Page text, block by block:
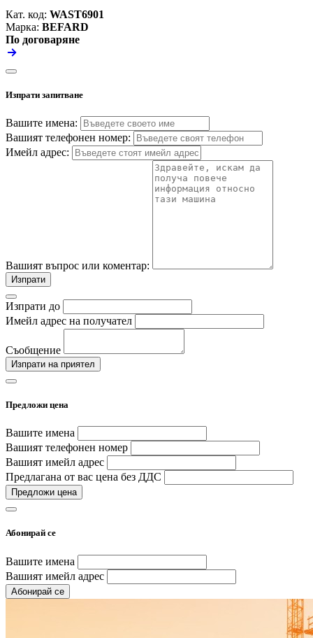
Кат. код: WAST6901
Марка: BEFARD
По договаряне
Изпрати запитване
Вашите имена:
Вашият телефонен номер:
Имейл адрес:
Вашият въпрос или коментар:
Изпрати
Изпрати до
Имейл адрес на получател
Съобщение
Изпрати на приятел
Предложи цена
Вашите имена
Вашият телефонен номер
Вашият имейл адрес
Предлагана от вас цена без ДДС
Предложи цена
Абонирай се
Вашите имена
Вашият имейл адрес
Абонирай се